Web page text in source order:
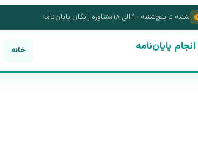
شنبه تا پنج‌شنبه · ۹ الی ۱۸ مشاوره رایگان پایان‌نامه
انجام پایان‌نامه خانه